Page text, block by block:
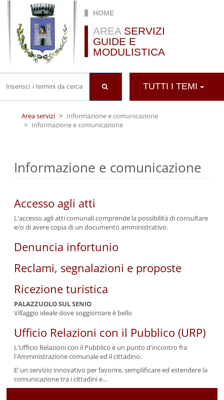
Salta al contenuto principale
HOME
AREASERVIZI
GUIDE E
MODULISTICA
TUTTI I TEMI
Area servizi
Informazione e comunicazione
Informazione e comunicazione
Informazione e comunicazione
Accesso agli atti
L'accesso agli atti comunali comprende la possibilità di consultare
e/o di avere copia di un documento amministrativo.
Denuncia infortunio
Reclami, segnalazioni e proposte
Ricezione turistica
PALAZZUOLO SUL SENIO
Villaggio ideale dove soggiornare è bello
Ufficio Relazioni con il Pubblico (URP)
L'Ufficio Relazioni con il Pubblico è un punto d'incontro fra
l'Amministrazione comunale ed il cittadino.
E’ un servizio innovativo per favorire, semplificare ed estendere la
comunicazione tra i cittadini e...